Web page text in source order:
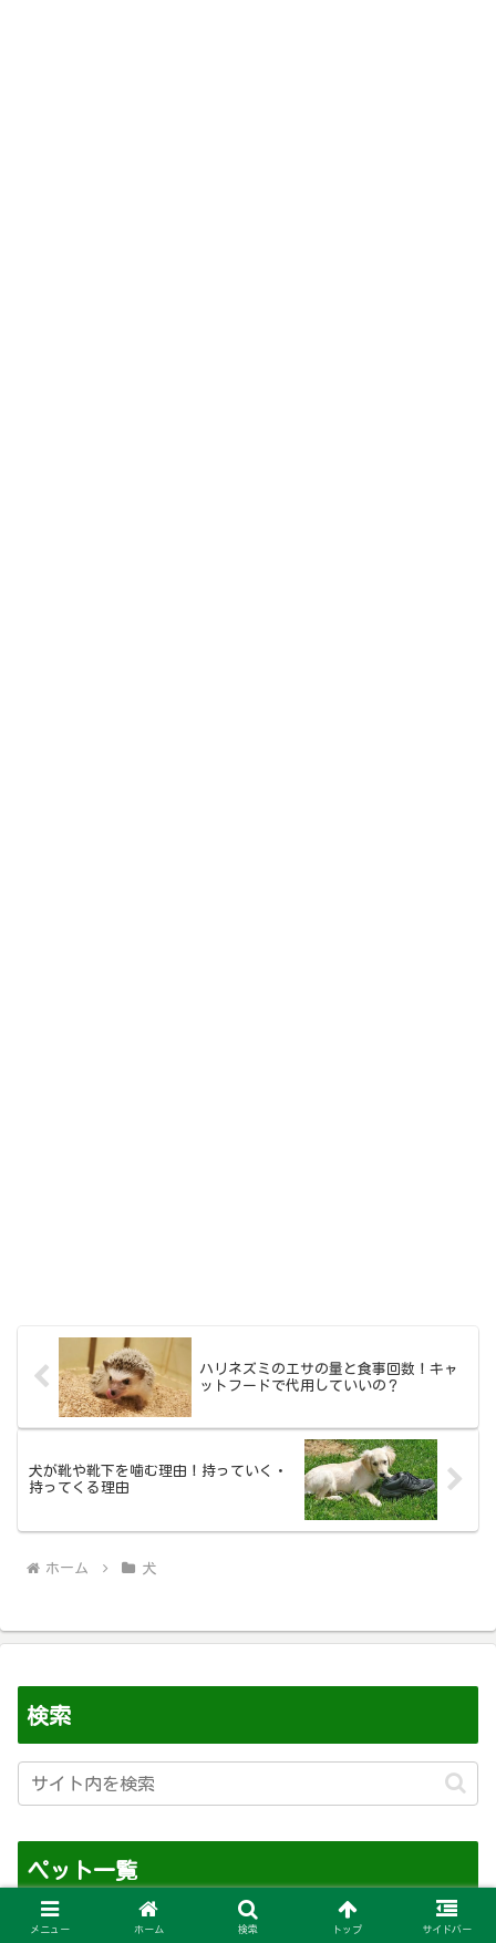
ハリネズミのエサの量と食事回数！キャ
ットフードで代用していいの？
犬が靴や靴下を噛む理由！持っていく・
持ってくる理由
ホーム 犬
検索
ペット一覧
メニュー ホーム 検索 トップ サイドバー